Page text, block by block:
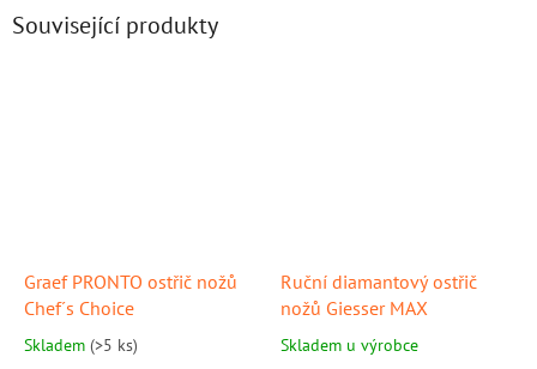
Související produkty
Graef PRONTO ostřič nožů
Chef´s Choice
Skladem (>5 ks)
Ruční diamantový ostřič
nožů Giesser MAX
Skladem u výrobce